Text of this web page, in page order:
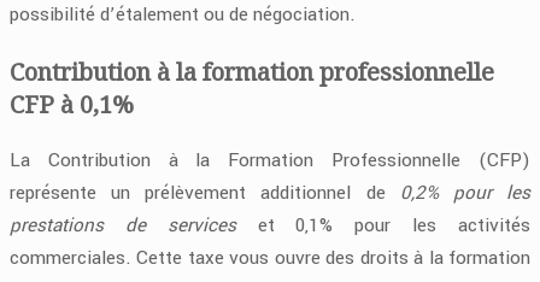
possibilité d’étalement ou de négociation.
Contribution à la formation professionnelle
CFP à 0,1%
La Contribution à la Formation Professionnelle (CFP)
représente un prélèvement additionnel de 0,2% pour les
prestations de services et 0,1% pour les activités
commerciales. Cette taxe vous ouvre des droits à la formation